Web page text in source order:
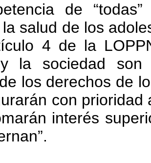
de
salud de los
4 de la
la sociedad son
los derechos de
con
interés